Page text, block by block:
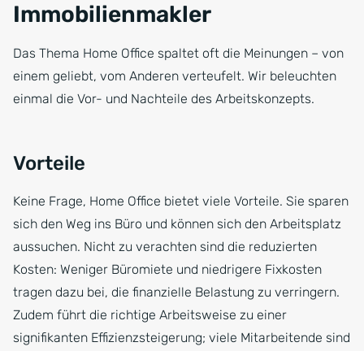
Immobilienmakler
Das Thema Home Office spaltet oft die Meinungen – von
einem geliebt, vom Anderen verteufelt. Wir beleuchten
einmal die Vor- und Nachteile des Arbeitskonzepts.
Vorteile
Keine Frage, Home Office bietet viele Vorteile. Sie sparen
sich den Weg ins Büro und können sich den Arbeitsplatz
aussuchen. Nicht zu verachten sind die reduzierten
Kosten: Weniger Büromiete und niedrigere Fixkosten
tragen dazu bei, die finanzielle Belastung zu verringern.
Zudem führt die richtige Arbeitsweise zu einer
signifikanten Effizienzsteigerung; viele Mitarbeitende sind